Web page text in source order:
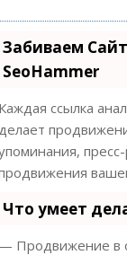
Забиваем
SeoHammer
Каждая ссылка
Что умеет
— Продвижение в